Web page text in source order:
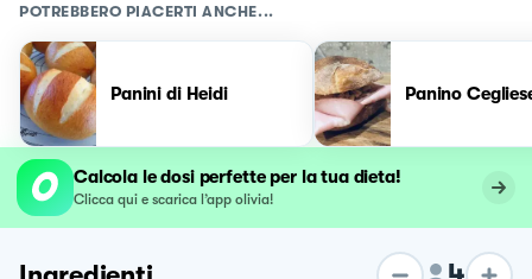
POTREBBERO PIACERTI ANCHE...
Panini di Heidi Panino
Calcola le dosi perfette per la tua dieta!
Clicca qui e scarica l’app olivia!